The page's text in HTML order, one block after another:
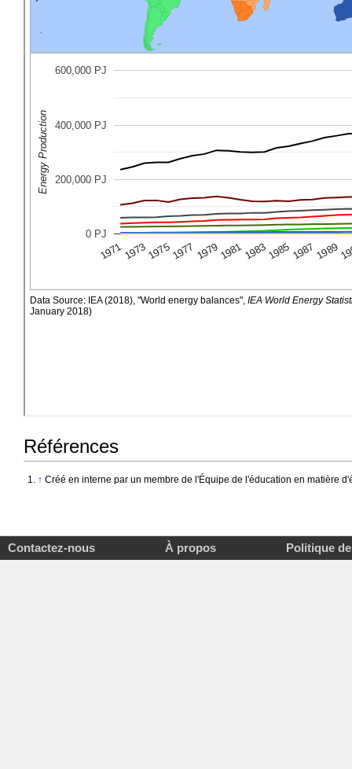
Références
↑ Créé en interne par un membre de l'Équipe de l'éducation en matière
Contactez-nous À propos Politique